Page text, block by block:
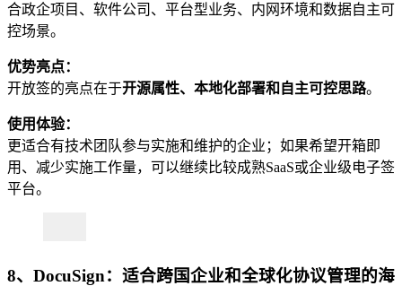
合政企项目、软件公司、平台型业务、内网环境和数据自主可
控场景。
优势亮点：
开放签的亮点在于开源属性、本地化部署和自主可控思路。
使用体验：
更适合有技术团队参与实施和维护的企业；如果希望开箱即
用、减少实施工作量，可以继续比较成熟SaaS或企业级电子签
平台。
8、DocuSign：适合跨国企业和全球化协议管理的海